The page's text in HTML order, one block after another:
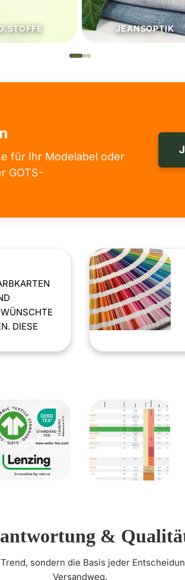
NÄHZUTATEN
für Ihr Modelabel oder
GOTS-
DIESE
&
sondern die Basis jeder
Versandweg.